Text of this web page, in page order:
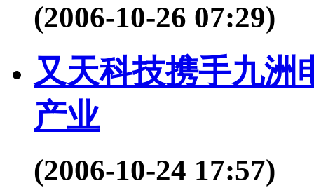
(2006-10-26 07:29)
又天科技携手九洲
产业
(2006-10-24 17:57)